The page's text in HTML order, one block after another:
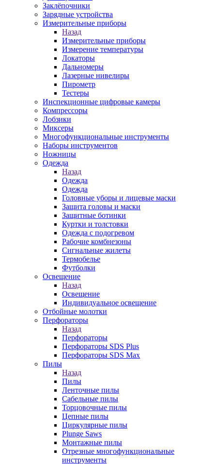
Заклёпочники
Зарядные устройства
Измерительные приборы
Назад
Измерительные приборы
Измерение температуры
Локаторы
Дальномеры
Лазерные нивелиры
Пирометр
Тестеры
Инспекционные цифровые камеры
Компрессоры
Лобзики
Миксеры
Многофункциональные инструменты
Наборы инструментов
Ножницы
Одежда
Назад
Одежда
Одежда
Головные уборы и лицевые маски
Защита головы и маски
Защитные ботинки
Куртки и толстовки
Одежда с подогревом
Рабочие комбнезоны
Сигнальные жилеты
Термобелье
Футболки
Освещение
Назад
Освещение
Индивидуальное освещение
Отбойные молотки
Перфораторы
Назад
Перфораторы
Перфораторы SDS Plus
Перфораторы SDS Max
Пилы
Назад
Пилы
Ленточные пилы
Сабельные пилы
Торцовочные пилы
Цепные пилы
Циркулярные пилы
Plunge Saws
Монтажные пилы
Отрезные многофункциональные
инструменты